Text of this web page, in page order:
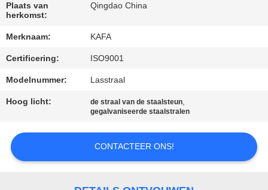
KWALITEITSCONTROLE
NEEM
CONTACT
MET
OP
Plaats van
herkomst:
Qingdao China
Merknaam: KAFA
Certificering: ISO9001
Modelnummer: Lasstraal
Hoog licht: de straal van de staalsteun,
gegalvaniseerde staalstralen
CONTACTEER ONS!